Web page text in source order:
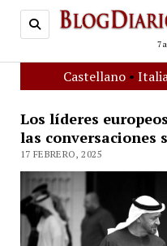
7
Castellano•
Los líderes
las conversaciones
17 FEBRERO, 2025